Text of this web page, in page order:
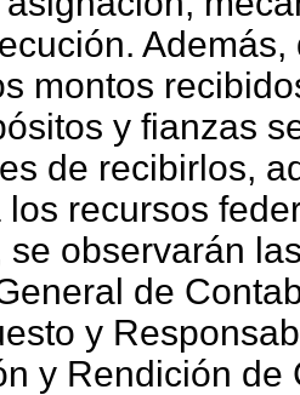
montos
y fianzas
de recibirlos,
los recursos
se observarán
de
y
y Rendición